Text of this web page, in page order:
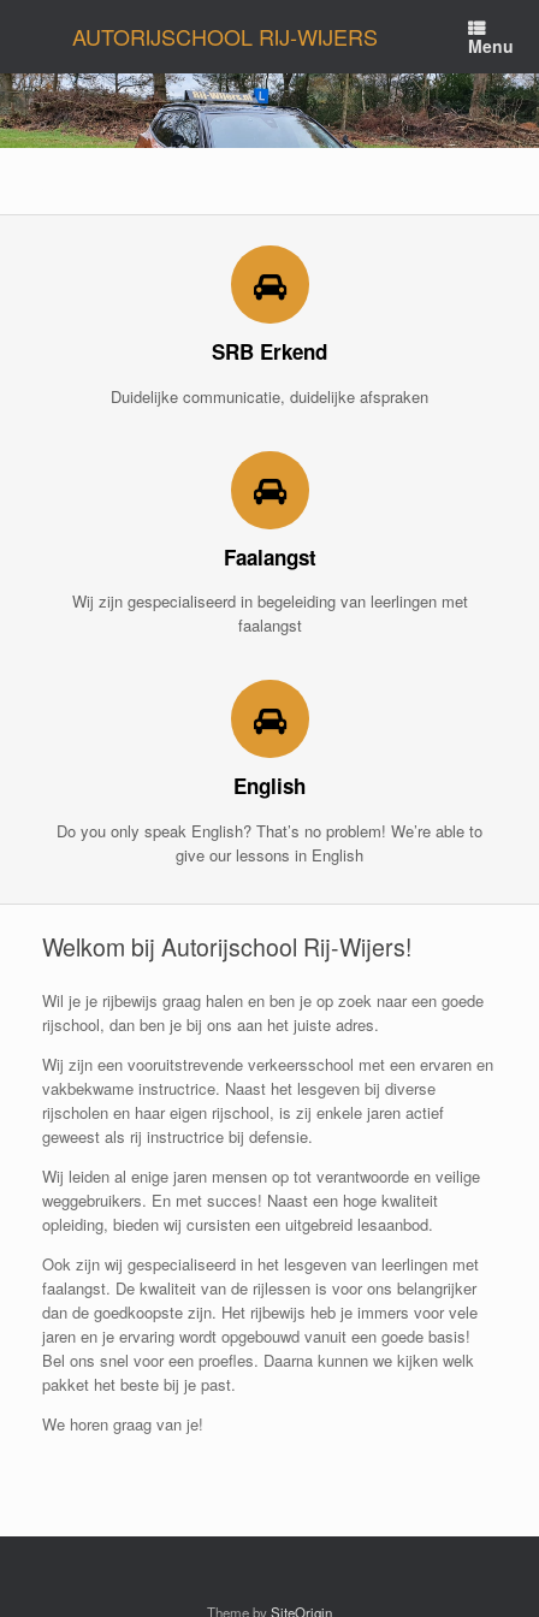
inhoud
AUTORIJSCHOOL RIJ-WIJERS Menu
SRB Erkend
Duidelijke communicatie, duidelijke afspraken
Faalangst
Wij zijn gespecialiseerd in begeleiding van leerlingen met
faalangst
English
Do you only speak English? That’s no problem! We’re able to
give our lessons in English
Welkom bij Autorijschool Rij-Wijers!
Wil je je rijbewijs graag halen en ben je op zoek naar een goede
rijschool, dan ben je bij ons aan het juiste adres.
Wij zijn een vooruitstrevende verkeersschool met een ervaren en
vakbekwame instructrice. Naast het lesgeven bij diverse
rijscholen en haar eigen rijschool, is zij enkele jaren actief
geweest als rij instructrice bij defensie.
Wij leiden al enige jaren mensen op tot verantwoorde en veilige
weggebruikers. En met succes! Naast een hoge kwaliteit
opleiding, bieden wij cursisten een uitgebreid lesaanbod.
Ook zijn wij gespecialiseerd in het lesgeven van leerlingen met
faalangst. De kwaliteit van de rijlessen is voor ons belangrijker
dan de goedkoopste zijn. Het rijbewijs heb je immers voor vele
jaren en je ervaring wordt opgebouwd vanuit een goede basis!
Bel ons snel voor een proefles. Daarna kunnen we kijken welk
pakket het beste bij je past.
We horen graag van je!
Theme bySiteOrigin